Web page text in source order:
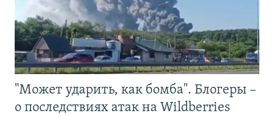
"Может ударить, как бомба". Блогеры –
о последствиях атак на Wildberries